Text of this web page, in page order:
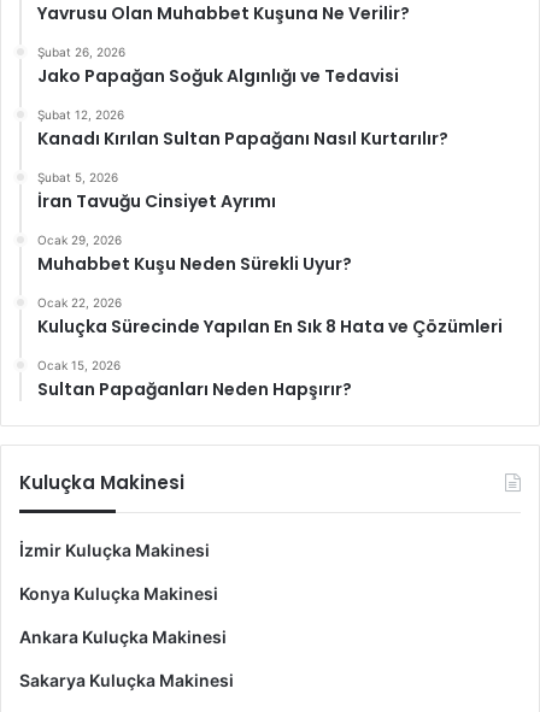
Yavrusu Olan Muhabbet Kuşuna Ne Verilir?
Şubat 26, 2026
Jako Papağan Soğuk Algınlığı ve Tedavisi
Şubat 12, 2026
Kanadı Kırılan Sultan Papağanı Nasıl Kurtarılır?
Şubat 5, 2026
İran Tavuğu Cinsiyet Ayrımı
Ocak 29, 2026
Muhabbet Kuşu Neden Sürekli Uyur?
Ocak 22, 2026
Kuluçka Sürecinde Yapılan En Sık 8 Hata ve Çözümleri
Ocak 15, 2026
Sultan Papağanları Neden Hapşırır?
Kuluçka Makinesi
İzmir Kuluçka Makinesi
Konya Kuluçka Makinesi
Ankara Kuluçka Makinesi
Sakarya Kuluçka Makinesi